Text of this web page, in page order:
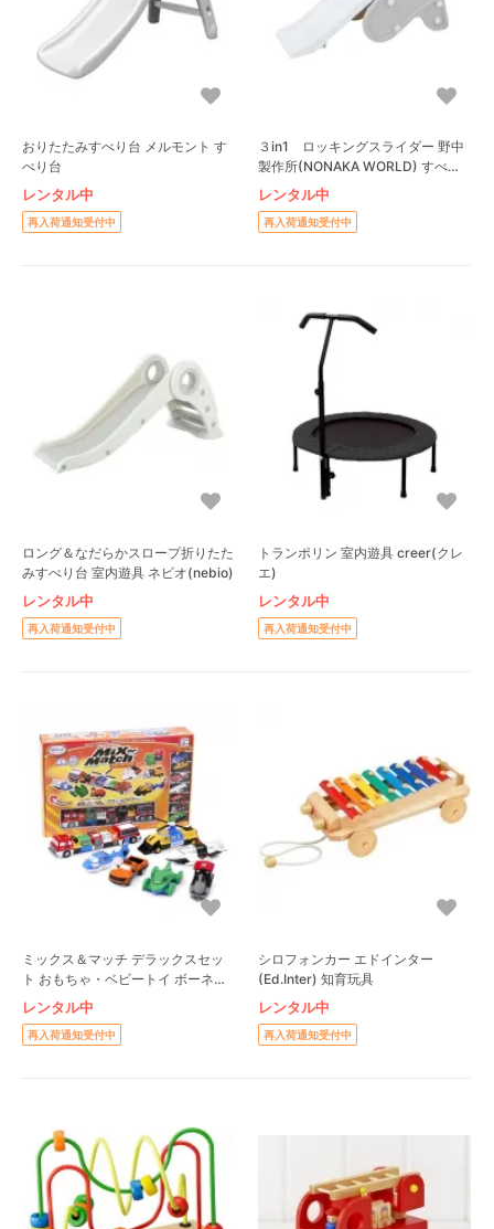
おりたたみすべり台 メルモント す
べり台
レンタル中
再入荷通知受付中
３in1 ロッキングスライダー 野中
製作所(NONAKA WORLD) すべり
台レンタル中
再入荷通知受付中
ロング＆なだらかスロープ折りたた
みすべり台 室内遊具 ネビオ(nebio)
レンタル中
再入荷通知受付中
トランポリン 室内遊具 creer(クレ
エ)
レンタル中
再入荷通知受付中
ミックス＆マッチ デラックスセッ
ト おもちゃ・ベビートイ ボーネル
ンド(BorneLund)
レンタル中
再入荷通知受付中
シロフォンカー エドインター
(Ed.Inter) 知育玩具
レンタル中
再入荷通知受付中